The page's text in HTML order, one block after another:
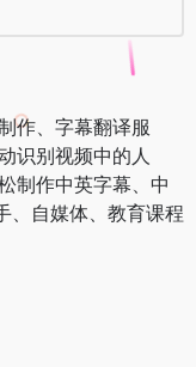
作、字幕翻译服
识别视频中的人
制作中英字幕、中
、自媒体、教育课程